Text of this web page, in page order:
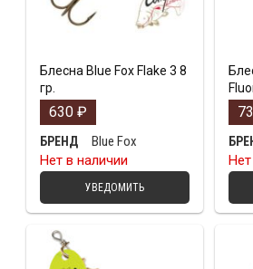
Блесна Blue Fox Flake 3 8
гр.
630 ₽
БРЕНД
Blue Fox
Нет в наличии
УВЕДОМИТЬ